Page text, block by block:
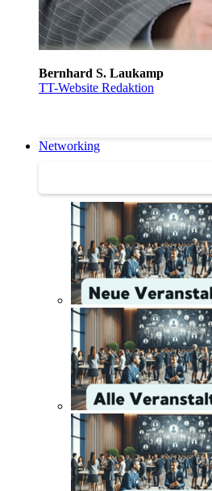
Bernhard S. Laukamp
TT-Website Redaktion
Networking